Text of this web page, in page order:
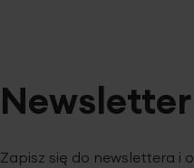
Newsletter
Zapisz się do newslettera i